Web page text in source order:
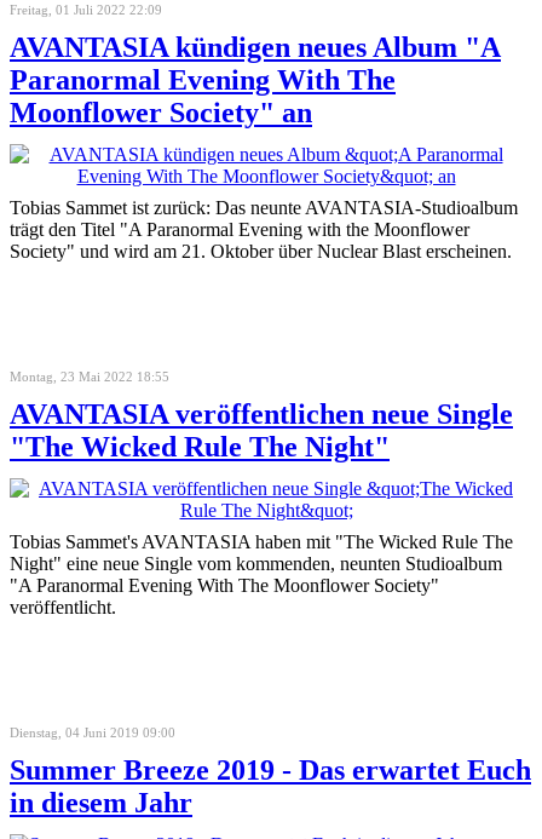
Freitag, 01 Juli 2022 22:09
AVANTASIA kündigen neues Album "A
Paranormal Evening With The
Moonflower Society" an
Tobias Sammet ist zurück: Das neunte AVANTASIA-Studioalbum
trägt den Titel "A Paranormal Evening with the Moonflower
Society" und wird am 21. Oktober über Nuclear Blast erscheinen.
Montag, 23 Mai 2022 18:55
AVANTASIA veröffentlichen neue Single
"The Wicked Rule The Night"
Tobias Sammet's AVANTASIA haben mit "The Wicked Rule The
Night" eine neue Single vom kommenden, neunten Studioalbum
"A Paranormal Evening With The Moonflower Society"
veröffentlicht.
Dienstag, 04 Juni 2019 09:00
Summer Breeze 2019 - Das erwartet Euch
in diesem Jahr